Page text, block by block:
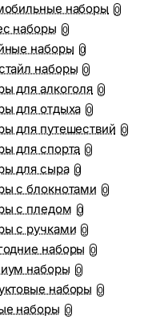
наборы 0
наборы 0
наборы 0
наборы 0
для алкоголя 0
для отдыха 0
для путешествий 0
для спорта 0
для сыра 0
с блокнотами 0
с пледом 0
с ручками 0
наборы 0
наборы 0
наборы 0
наборы 0